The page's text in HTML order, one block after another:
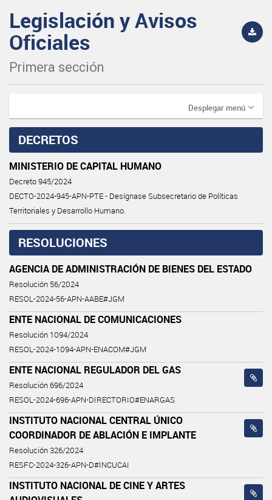
Legislación y Avisos
Oficiales
Primera sección
Desplegar menú
DECRETOS
MINISTERIO DE CAPITAL HUMANO
Decreto 945/2024
DECTO-2024-945-APN-PTE - Desígnase Subsecretario de Políticas
Territoriales y Desarrollo Humano.
RESOLUCIONES
AGENCIA DE ADMINISTRACIÓN DE BIENES DEL ESTADO
Resolución 56/2024
RESOL-2024-56-APN-AABE#JGM
ENTE NACIONAL DE COMUNICACIONES
Resolución 1094/2024
RESOL-2024-1094-APN-ENACOM#JGM
ENTE NACIONAL REGULADOR DEL GAS
Resolución 696/2024
RESOL-2024-696-APN-DIRECTORIO#ENARGAS
INSTITUTO NACIONAL CENTRAL ÚNICO
COORDINADOR DE ABLACIÓN E IMPLANTE
Resolución 326/2024
RESFC-2024-326-APN-D#INCUCAI
INSTITUTO NACIONAL DE CINE Y ARTES